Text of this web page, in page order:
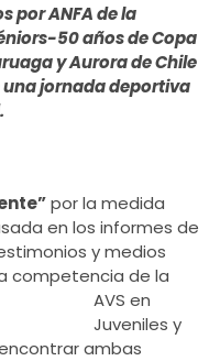
por ANFA de la
50 años de Copa
y Aurora de Chile
jornada deportiva
por la medida
en los informes de
y medios
competencia de la
AVS en
Juveniles y
ambas